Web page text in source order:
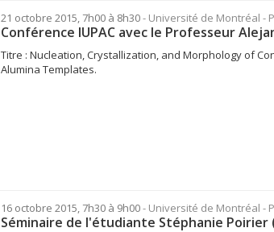
21 octobre 2015, 7h00 à 8h30- Université de Montréal -
Conférence IUPAC avec le Professeur
Titre : Nucleation, Crystallization, and Morphology of
Alumina Templates.
16 octobre 2015, 7h30 à 9h00- Université de Montréal -
Séminaire de l'étudiante Stéphanie Poirier